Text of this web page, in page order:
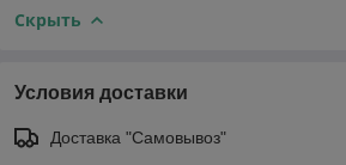
Скрыть
Условия доставки
Доставка "Самовывоз"